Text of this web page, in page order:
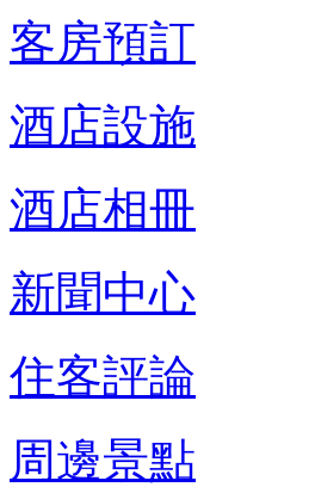
客房預訂
酒店設施
酒店相冊
新聞中心
住客評論
周邊景點